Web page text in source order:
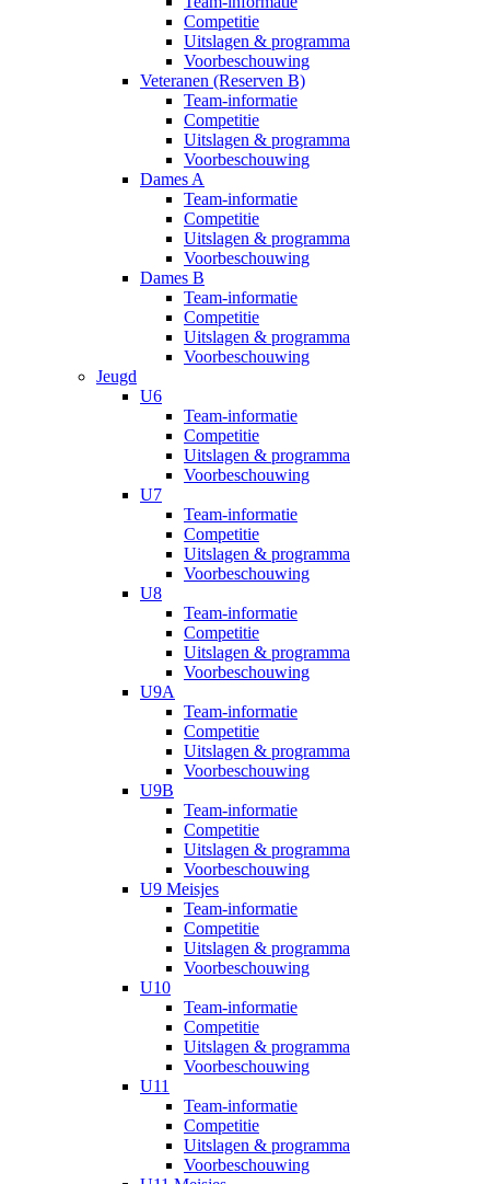
Competitie
Uitslagen & programma
Voorbeschouwing
Veteranen (Reserven B)
Team-informatie
Competitie
Uitslagen & programma
Voorbeschouwing
Dames A
Team-informatie
Competitie
Uitslagen & programma
Voorbeschouwing
Dames B
Team-informatie
Competitie
Uitslagen & programma
Voorbeschouwing
Jeugd
U6
Team-informatie
Competitie
Uitslagen & programma
Voorbeschouwing
U7
Team-informatie
Competitie
Uitslagen & programma
Voorbeschouwing
U8
Team-informatie
Competitie
Uitslagen & programma
Voorbeschouwing
U9A
Team-informatie
Competitie
Uitslagen & programma
Voorbeschouwing
U9B
Team-informatie
Competitie
Uitslagen & programma
Voorbeschouwing
U9 Meisjes
Team-informatie
Competitie
Uitslagen & programma
Voorbeschouwing
U10
Team-informatie
Competitie
Uitslagen & programma
Voorbeschouwing
U11
Team-informatie
Competitie
Uitslagen & programma
Voorbeschouwing